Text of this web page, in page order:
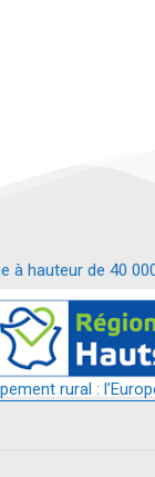
à hauteur de 40
et commerces de
rural :